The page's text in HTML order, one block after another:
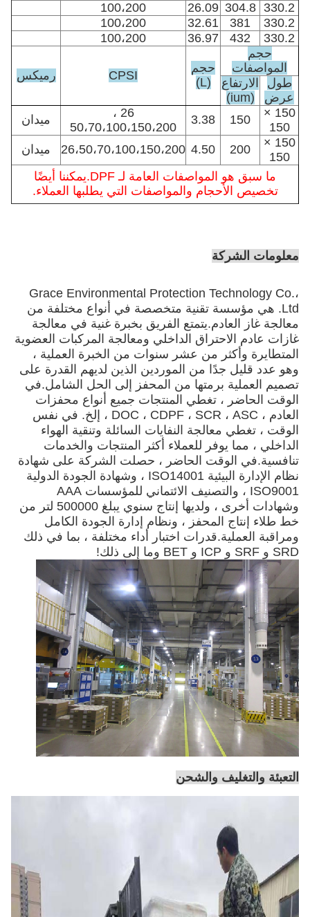
330.2
304.8
26.09
100،200
330.2
381
32.61
100،200
330.2
432
36.97
100،200
حجم
المواصفات
حجم
CPSI رميكس
طول
عرض
الارتفاع
150 ×
150
150
3.38
26 ،
50،70،100،150،200
ميدان
150 ×
150
200
4.50 26،50،70،100،150،200
ميدان
ما سبق هو المواصفات العامة لـ DPF.يمكننا أيضًا
تخصيص الأحجام والمواصفات التي يطلبها العملاء.
معلومات الشركة
Grace Environmental Protection Technology Co.،
Ltd. هي مؤسسة تقنية متخصصة في أنواع مختلفة من
معالجة غاز العادم.يتمتع الفريق بخبرة غنية في معالجة
غازات عادم الاحتراق الداخلي ومعالجة المركبات العضوية
المتطايرة وأكثر من عشر سنوات من الخبرة العملية ،
وهو عدد قليل جدًا من الموردين الذين لديهم القدرة على
تصميم العملية برمتها من المحفز إلى الحل الشامل.في
الوقت الحاضر ، تغطي المنتجات جميع أنواع محفزات
العادم ، DOC ، CDPF ، SCR ، ASC ، إلخ. في نفس
الوقت ، تغطي معالجة النفايات السائلة وتنقية الهواء
الداخلي ، مما يوفر للعملاء أكثر المنتجات والخدمات
تنافسية.في الوقت الحاضر ، حصلت الشركة على شهادة
نظام الإدارة البيئية ISO14001 ، وشهادة الجودة الدولية
ISO9001 ، والتصنيف الائتماني للمؤسسات AAA
وشهادات أخرى ، ولديها إنتاج سنوي يبلغ 500000 لتر من
خط طلاء إنتاج المحفز ، ونظام إدارة الجودة الكامل
ومراقبة العملية.قدرات اختبار أداء مختلفة ، بما في ذلك
SRD و SRF و ICP و BET وما إلى ذلك!
التعبئة والتغليف والشحن